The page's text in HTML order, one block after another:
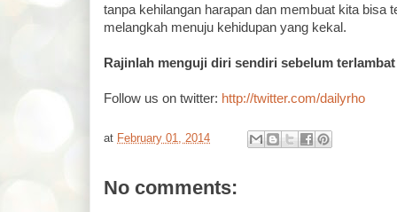
tanpa kehilangan harapan dan membuat kita bisa
melangkah menuju kehidupan yang kekal.
Rajinlah menguji diri sendiri sebelum terlambat
Follow us on twitter: http://twitter.com/dailyrho
at February 01, 2014
No comments: